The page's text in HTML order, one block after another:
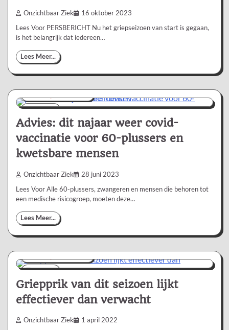
Onzichtbaar Ziek 16 oktober 2023
Lees Voor PERSBERICHT Nu het griepseizoen van start is gegaan,
is het belangrijk dat iedereen…
Lees Meer...
1 min 0
Advies: dit najaar weer covid-
vaccinatie voor 60-plussers en
kwetsbare mensen
Onzichtbaar Ziek 28 juni 2023
Lees Voor Alle 60-plussers, zwangeren en mensen die behoren tot
een medische risicogroep, moeten deze…
Lees Meer...
1 min 0
Griepprik van dit seizoen lijkt
effectiever dan verwacht
Onzichtbaar Ziek 1 april 2022